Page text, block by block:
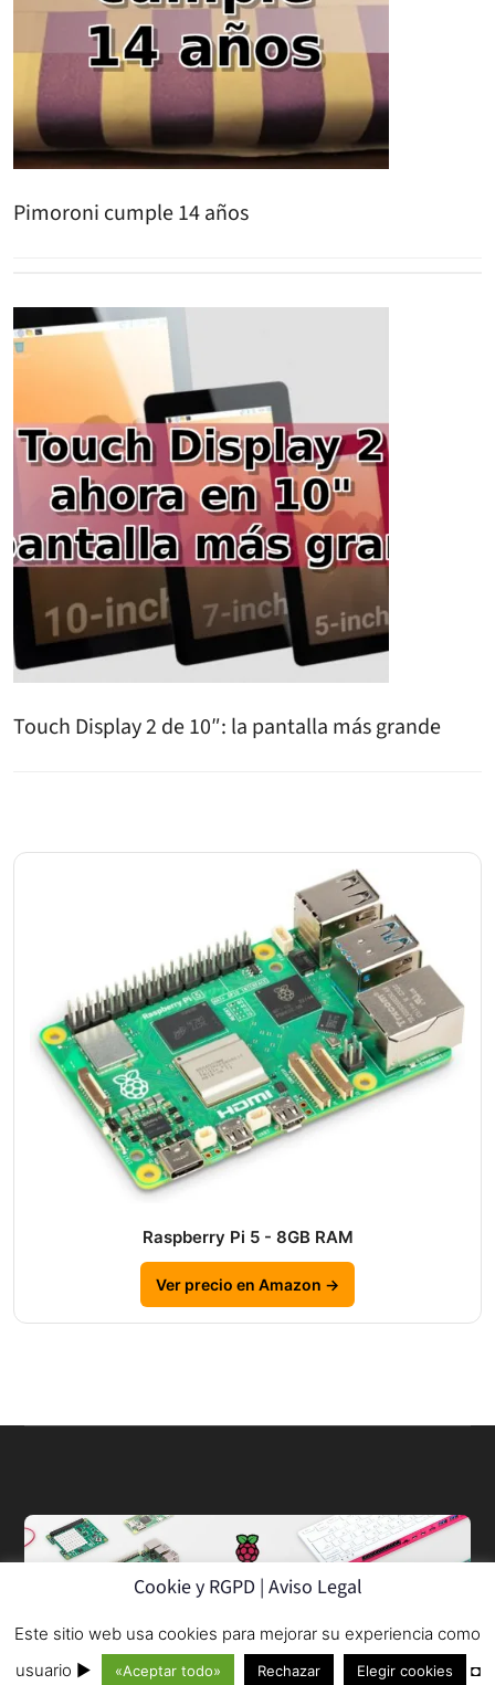
Pimoroni cumple 14 años
Touch Display 2 de 10″: la pantalla más grande
Raspberry Pi 5 - 8GB RAM
Ver precio en Amazon →
© 2013–2026
Cookie y RGPD | Aviso Legal
Este sitio web usa cookies para mejorar su experiencia como
usuario ►
«Aceptar todo» Rechazar Elegir cookies ◘